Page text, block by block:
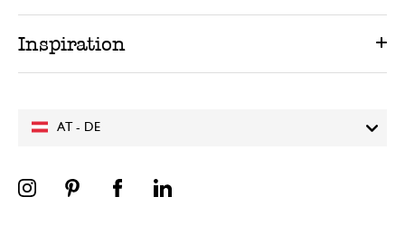
AT - DE
Inspiration